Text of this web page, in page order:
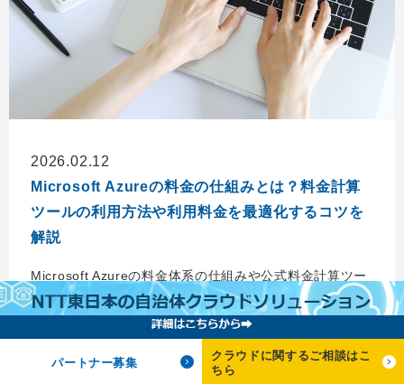
2026.02.12
Microsoft Azureの料金の仕組みとは？料金計算
ツールの利用方法や利用料金を最適化するコツを
解説
Microsoft Azureの料金体系の仕組みや公式料金計算ツー
ルの使い方を詳しく解説。Azureの料金を最適化するコツ
や、Azureの構築・運用を専門業者に依頼するメリットも
紹介します。
パートナー募集
クラウドに関するご相談はこ
ちら